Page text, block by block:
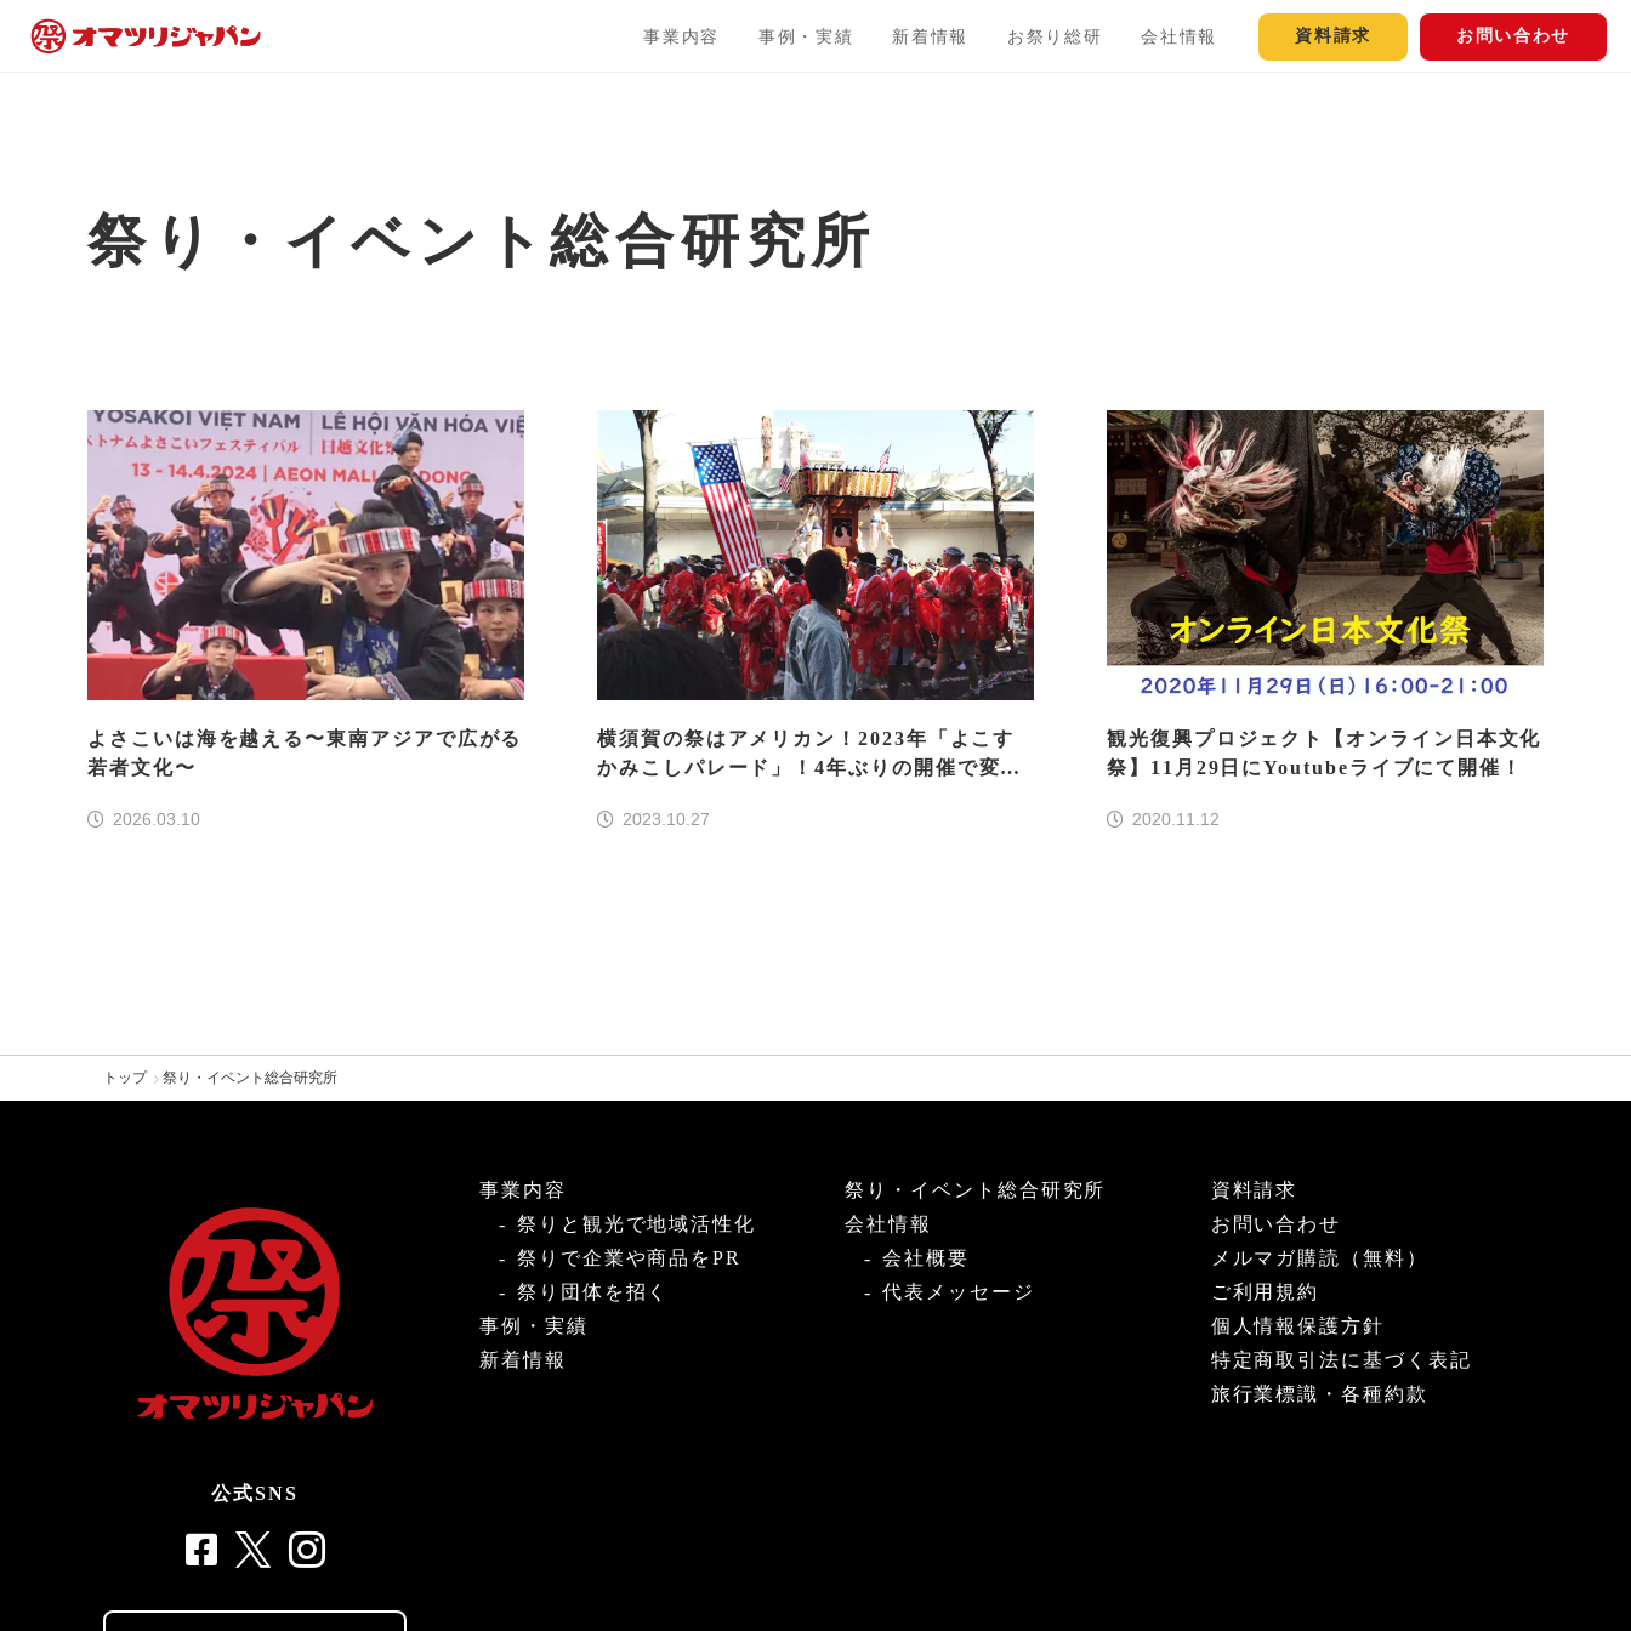
事業内容 事例・実績 新着情報 お祭り総研 会社情報 資料請求 お問い合わせ
祭り・イベント総合研究所
よさこいは海を越える〜東南アジアで広がる
若者文化〜
2026.03.10
横須賀の祭はアメリカン！2023年「よこす
かみこしパレード」！4年ぶりの開催で変わ
2023.10.27
観光復興プロジェクト【オンライン日本文化
祭】11月29日にYoutubeライブにて開催！
2020.11.12
トップ 祭り・イベント総合研究所
公式SNS
事業内容
祭りと観光で地域活性化
祭りで企業や商品をPR
祭り団体を招く
事例・実績
新着情報
祭り・イベント総合研究所
会社情報
会社概要
代表メッセージ
資料請求
お問い合わせ
メルマガ購読（無料）
ご利用規約
個人情報保護方針
特定商取引法に基づく表記
旅行業標識・各種約款